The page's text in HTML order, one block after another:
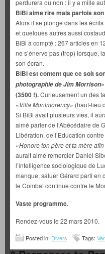
perdurera ou non : il y a mille
BiBi aime rire mais parfois
Alors il se plonge dans les écrits
et quelques autres aussi
BiBi a compté : 267 articles en
ne s’énerve pas (trop) lorsque,
son écran.
BiBi est content que ce soit
photographie de Jim Morrison
(3500 !).Curieusement un des
«Villa Montmorency» (haut-lieu
Si BiBi avait plusieurs vies, il
aimé parler de l’Abécédaire de
Libération, de l’Education
«Honore ton père et ta mère
aurait aimé remercier Daniel
l’intelligence sociologique de
manque, saluer Gérard parti en
le Combat continue contre le
Vaste programme.
Rendez-vous le 22 mars 2010.
Posted in: Divers Tags: